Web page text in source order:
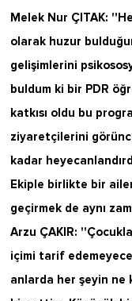
Melek Nur ÇITAK:
olarak huzur
gelişimlerini
buldum ki bir PDR
katkısı oldu bu
ziyaretçilerini
kadar
Ekiple birlikte bir
geçirmek de aynı
Arzu ÇAKIR:
içimi tarif
anlarda her şeyin ne